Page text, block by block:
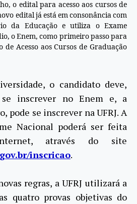
o edital para acesso aos cursos de
edital já está em consonância com
da Educação e utiliza o Exame
o Enem, como primeiro passo para
de Acesso aos Cursos de Graduação
o candidato deve,
se inscrever no Enem e, a
pode se inscrever na UFRJ. A
Nacional poderá ser feita
através do site
inscricao.
regras, a UFRJ utilizará a
quatro provas objetivas do